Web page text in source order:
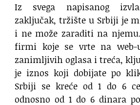
Iz svega napisanog
zaključak, tržište u Srbiji je
i ne može zaraditi na
firmi koje se vrte na
zanimljivih oglasa i treća,
je iznos koji dobijate po
Srbiji se kreće od 1 do 6
odnosno od 1 do 6 dinara